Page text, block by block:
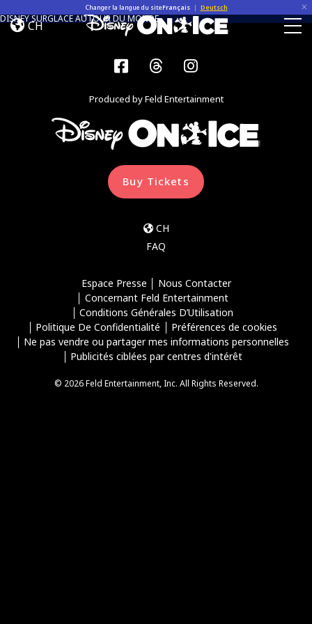
Changer la langue du siteFrançais | Deutsch
CH
DISNEY SURGLACE AUTOUR DU MONDE
Facebook
ThreadsInstagram
Produced by Feld Entertainment
Buy Tickets
CH
FAQ
Espace Presse
Nous Contacter
Concernant Feld Entertainment
Conditions Générales D’Utilisation
Politique De Confidentialité
Préférences de cookies
Ne pas vendre ou partager mes informations personnelles
Publicités ciblées par centres d'intérêt
© 2026 Feld Entertainment, Inc. All Rights Reserved.